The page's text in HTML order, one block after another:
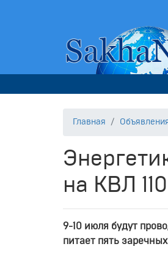
Главная
на КВЛ
9-10 июля будут
питает пять